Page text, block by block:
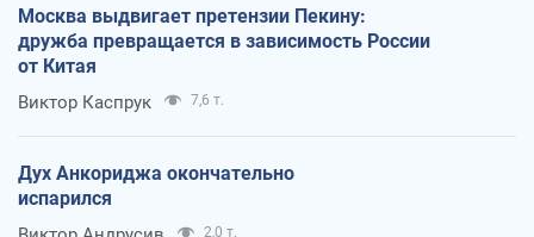
Москва выдвигает претензии Пекину:
дружба превращается в зависимость России
от Китая
Виктор Каспрук 7,6 т.
Дух Анкориджа окончательно
испарился
2,0 т.